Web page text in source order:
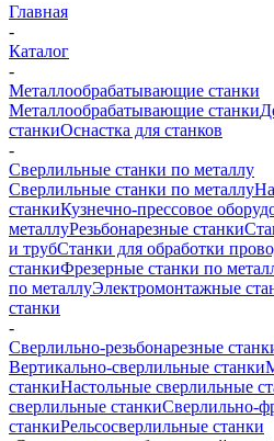
Главная
-
Каталог
-
Металлообрабатывающие станки
Металлообрабатывающие станки
станкиОснастка для станков
-
Сверлильные станки по металлу
Сверлильные станки по металлу
станкиКузнечно-прессовое
металлуРезьбонарезные станки
и трубСтанки для обработки
станкиФрезерные станки по
по металлуЭлектромонтажные
станки
-
Сверлильно-резьбонарезные
Вертикально-сверлильные станки
станкиНастольные сверлильные
сверлильные станкиСверлильно-
станкиРельсосверлильные станки